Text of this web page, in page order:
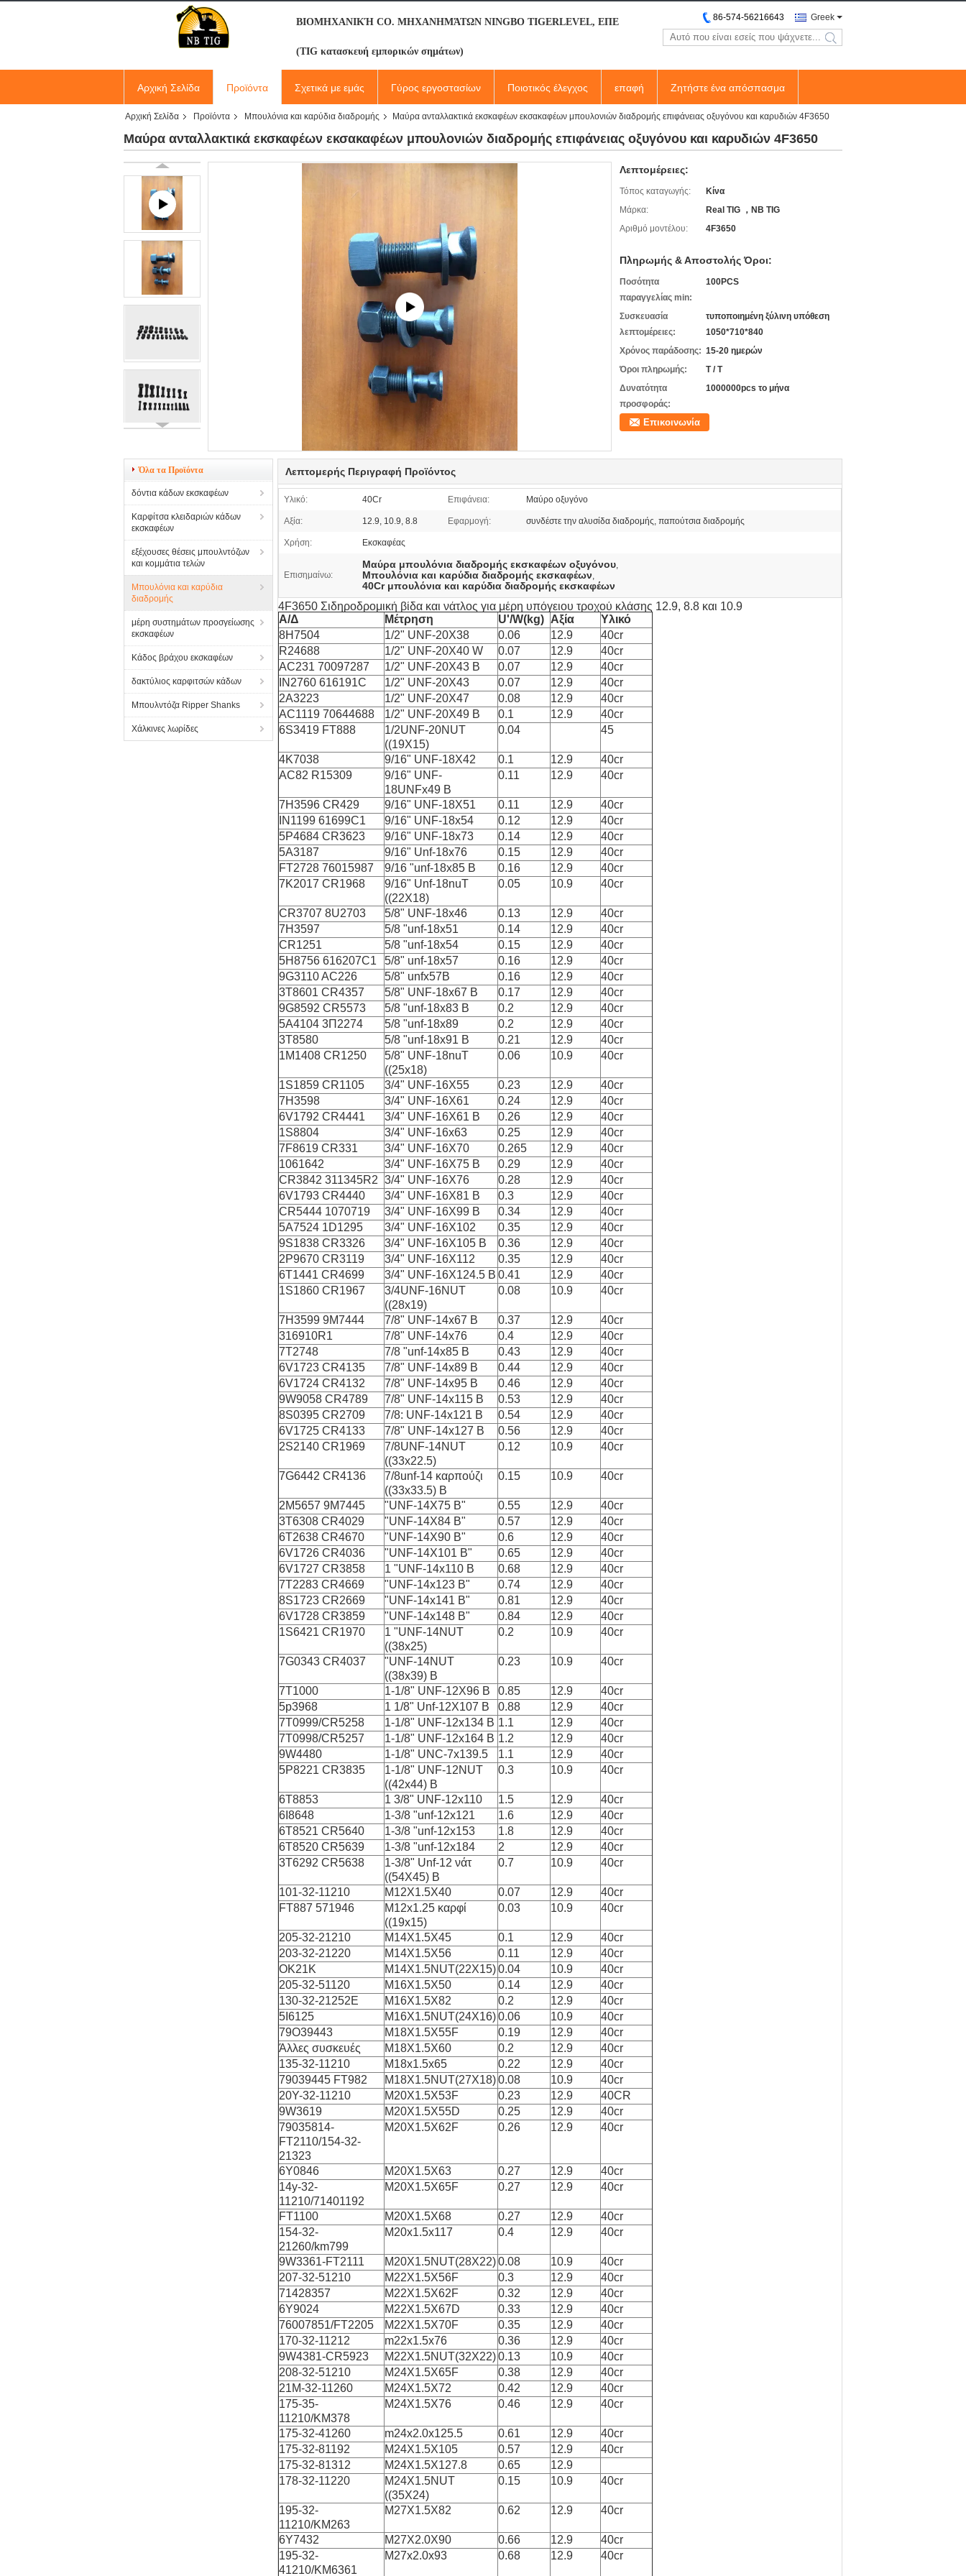
ΒΙΟΜΗΧΑΝΙΚΉ CO. ΜΗΧΑΝΗΜΆΤΩΝ NINGBO TIGERLEVEL, ΕΠΕ
(TIG κατασκευή εμπορικών σημάτων)
Greek
86-574-56216643
search
Αρχική Σελίδα Προϊόντα Σχετικά με εμάς Γύρος εργοστασίων Ποιοτικός έλεγχος επαφή Ζητήστε ένα απόσπασμα
Αρχική Σελίδα Προϊόντα Μπουλόνια και καρύδια διαδρομής Μαύρα ανταλλακτικά εκσκαφέων εκσακαφέων μπουλονιών διαδρομής επιφάνειας οξυγόνου και καρυδιών 4F3650
Μαύρα ανταλλακτικά εκσκαφέων εκσακαφέων μπουλονιών διαδρομής επιφάνειας οξυγόνου και καρυδιών 4F3650
Λεπτομέρειες:
Τόπος καταγωγής:
Κίνα
Μάρκα:
Real TIG ，NB TIG
Αριθμό μοντέλου:
4F3650
Πληρωμής & Αποστολής Όροι:
Ποσότητα
παραγγελίας min:
100PCS
Συσκευασία
λεπτομέρειες:
τυποποιημένη ξύλινη υπόθεση
1050*710*840
Χρόνος παράδοσης: 15-20 ημερών
Όροι πληρωμής:
T / T
Δυνατότητα
προσφοράς:
1000000pcs το μήνα
Επικοινωνία
Όλα τα Προϊόντα
δόντια κάδων εκσκαφέων
Καρφίτσα κλειδαριών κάδων
εκσκαφέων
εξέχουσες θέσεις μπουλντόζων
και κομμάτια τελών
Μπουλόνια και καρύδια
διαδρομής
μέρη συστημάτων προσγείωσης
εκσκαφέων
Κάδος βράχου εκσκαφέων
δακτύλιος καρφιτσών κάδων
Μπουλντόζα Ripper Shanks
Χάλκινες λωρίδες
Λεπτομερής Περιγραφή Προϊόντος
Υλικό: 40Cr Επιφάνεια: Μαύρο οξυγόνο
Αξία: 12.9, 10.9, 8.8 Εφαρμογή: συνδέστε την αλυσίδα διαδρομής, παπούτσια διαδρομής
Χρήση: Εκσκαφέας
Επισημαίνω:
Μαύρα μπουλόνια διαδρομής εκσκαφέων οξυγόνου,
Μπουλόνια και καρύδια διαδρομής εκσκαφέων,
40Cr μπουλόνια και καρύδια διαδρομής εκσκαφέων
4F3650 Σιδηροδρομική βίδα και νάτλος για μέρη υπόγειου τροχού κλάσης 12.9, 8.8 και 10.9
Α/Δ
Μέτρηση U'/W(kg) Αξία
Υλικό
8H7504
1/2" UNF-20X38 0.06 12.9
40cr
R24688
1/2" UNF-20X40 W 0.07 12.9
40cr
AC231 70097287
1/2" UNF-20X43 Β 0.07 12.9
40cr
IN2760 616191C
1/2" UNF-20X43 0.07 12.9
40cr
2Α3223
1/2" UNF-20X47 0.08 12.9
40cr
AC1119 70644688
1/2" UNF-20X49 Β 0.1 12.9
40cr
6S3419 FT888
1/2UNF-20NUT
((19X15)
0.04 45
4Κ7038 9/16" UNF-18X42 0.1 12.9
40cr
AC82 R15309
9/16" UNF-
18UNFx49 Β
0.11 12.9 40cr
7H3596 CR429 9/16" UNF-18X51 0.11 12.9
40cr
IN1199 61699C1
9/16" UNF-18x54 0.12 12.9
40cr
5P4684 CR3623
9/16" UNF-18x73 0.14 12.9
40cr
5Α3187
9/16" Unf-18x76 0.15 12.9
40cr
FT2728 76015987
9/16 "unf-18x85 Β 0.16 12.9
40cr
7Κ2017 CR1968
9/16" Unf-18nuT
((22X18)
0.05 10.9 40cr
CR3707 8U2703 5/8" UNF-18x46 0.13 12.9
40cr
7H3597
5/8 "unf-18x51 0.14 12.9
40cr
CR1251
5/8 "unf-18x54 0.15 12.9
40cr
5H8756 616207C1
5/8" unf-18x57 0.16 12.9
40cr
9G3110 AC226
5/8" unfx57B 0.16 12.9
40cr
3Τ8601 CR4357
5/8" UNF-18x67 Β 0.17 12.9
40cr
9G8592 CR5573
5/8 "unf-18x83 Β 0.2 12.9
40cr
5Α4104 3Π2274
5/8 "unf-18x89 0.2 12.9
40cr
3Τ8580
5/8 "unf-18x91 Β 0.21 12.9
40cr
1M1408 CR1250
5/8" UNF-18nuT
((25x18)
0.06 10.9 40cr
1S1859 CR1105 3/4" UNF-16X55 0.23 12.9
40cr
7H3598
3/4" UNF-16X61 0.24 12.9
40cr
6V1792 CR4441
3/4" UNF-16X61 Β 0.26 12.9
40cr
1S8804
3/4" UNF-16x63 0.25 12.9
40cr
7F8619 CR331
3/4" UNF-16X70 0.265 12.9
40cr
1061642
3/4" UNF-16X75 Β 0.29 12.9
40cr
CR3842 311345R2 3/4" UNF-16X76 0.28 12.9
40cr
6V1793 CR4440
3/4" UNF-16X81 Β 0.3 12.9
40cr
CR5444 1070719
3/4" UNF-16X99 Β 0.34 12.9
40cr
5Α7524 1D1295
3/4" UNF-16X102 0.35 12.9
40cr
9S1838 CR3326
3/4" UNF-16X105 Β 0.36 12.9
40cr
2P9670 CR3119
3/4" UNF-16X112 0.35 12.9
40cr
6Τ1441 CR4699
3/4" UNF-16X124.5 Β 0.41 12.9
40cr
1S1860 CR1967
3/4UNF-16NUT
((28x19)
0.08 10.9 40cr
7H3599 9M7444 7/8" UNF-14x67 Β 0.37 12.9
40cr
316910R1
7/8" UNF-14x76 0.4 12.9
40cr
7Τ2748
7/8 "unf-14x85 Β 0.43 12.9
40cr
6V1723 CR4135
7/8" UNF-14x89 Β 0.44 12.9
40cr
6V1724 CR4132
7/8" UNF-14x95 Β 0.46 12.9
40cr
9W9058 CR4789
7/8" UNF-14x115 Β 0.53 12.9
40cr
8S0395 CR2709
7/8: UNF-14x121 Β 0.54 12.9
40cr
6V1725 CR4133
7/8" UNF-14x127 Β 0.56 12.9
40cr
2S2140 CR1969
7/8UNF-14NUT
((33x22.5)
0.12 10.9 40cr
7G6442 CR4136
7/8unf-14 καρπούζι
((33x33.5) Β
0.15 10.9 40cr
2M5657 9M7445 "UNF-14X75 Β" 0.55 12.9
40cr
3Τ6308 CR4029
"UNF-14X84 Β" 0.57 12.9
40cr
6Τ2638 CR4670
"UNF-14X90 Β" 0.6 12.9
40cr
6V1726 CR4036
"UNF-14X101 Β" 0.65 12.9
40cr
6V1727 CR3858
1 "UNF-14x110 Β 0.68 12.9
40cr
7Τ2283 CR4669
"UNF-14x123 Β" 0.74 12.9
40cr
8S1723 CR2669
"UNF-14x141 Β" 0.81 12.9
40cr
6V1728 CR3859
"UNF-14x148 Β" 0.84 12.9
40cr
1S6421 CR1970
1 "UNF-14NUT
((38x25)
0.2 10.9 40cr
7G0343 CR4037
"UNF-14NUT
((38x39) Β
0.23 10.9 40cr
7Τ1000 1-1/8" UNF-12X96 Β 0.85 12.9
40cr
5p3968
1 1/8" Unf-12X107 Β 0.88 12.9
40cr
7T0999/CR5258
1-1/8" UNF-12x134 Β 1.1 12.9
40cr
7T0998/CR5257
1-1/8" UNF-12x164 Β 1.2 12.9
40cr
9W4480
1-1/8" UNC-7x139.5 1.1 12.9
40cr
5P8221 CR3835
1-1/8" UNF-12NUT
((42x44) Β
0.3 10.9 40cr
6Τ8853 1 3/8" UNF-12x110 1.5 12.9
40cr
6I8648
1-3/8 "unf-12x121 1.6 12.9
40cr
6Τ8521 CR5640
1-3/8 "unf-12x153 1.8 12.9
40cr
6Τ8520 CR5639
1-3/8 "unf-12x184 2 12.9
40cr
3Τ6292 CR5638
1-3/8" Unf-12 νάτ
((54X45) Β
0.7 10.9 40cr
101-32-11210 M12X1.5X40 0.07 12.9
40cr
FT887 571946
M12x1.25 καρφί
((19x15)
0.03 10.9 40cr
205-32-21210 M14X1.5X45 0.1 12.9
40cr
203-32-21220
M14X1.5X56 0.11 12.9
40cr
OK21K
M14X1.5NUT(22X15)0.04 10.9
40cr
205-32-51120
M16X1.5X50 0.14 12.9
40cr
130-32-21252Ε
M16X1.5X82 0.2 12.9
40cr
5I6125
M16X1.5NUT(24X16)0.06 10.9
40cr
79O39443
M18X1.5X55F 0.19 12.9
40cr
Άλλες συσκευές
M18X1.5X60 0.2 12.9
40cr
135-32-11210
M18x1.5x65 0.22 12.9
40cr
79039445 FT982
M18X1.5NUT(27X18)0.08 10.9
40cr
20Y-32-11210
M20X1.5X53F 0.23 12.9
40CR
9W3619
M20X1.5X55D 0.25 12.9
40cr
79035814-
FT2110/154-32-
21323
M20X1.5X62F 0.26 12.9 40cr
6Y0846 M20X1.5X63 0.27 12.9
40cr
14y-32-
11210/71401192
M20X1.5X65F 0.27 12.9 40cr
FT1100 M20X1.5X68 0.27 12.9
40cr
154-32-
21260/km799
M20x1.5x117 0.4 12.9 40cr
9W3361-FT2111 M20X1.5NUT(28X22)0.08 10.9
40cr
207-32-51210
M22X1.5X56F 0.3 12.9
40cr
71428357
M22X1.5X62F 0.32 12.9
40cr
6Y9024
M22X1.5X67D 0.33 12.9
40cr
76007851/FT2205
M22X1.5X70F 0.35 12.9
40cr
170-32-11212
m22x1.5x76 0.36 12.9
40cr
9W4381-CR5923
M22X1.5NUT(32X22)0.13 10.9
40cr
208-32-51210
M24X1.5X65F 0.38 12.9
40cr
21M-32-11260
M24X1.5X72 0.42 12.9
40cr
175-35-
11210/KM378
M24X1.5X76 0.46 12.9 40cr
175-32-41260 m24x2.0x125.5 0.61 12.9
40cr
175-32-81192
M24X1.5X105 0.57 12.9
40cr
175-32-81312
M24X1.5X127.8 0.65
12.9
178-32-11220
M24X1.5NUT
((35X24)
0.15 10.9 40cr
195-32-
11210/KM263
M27X1.5X82 0.62 12.9 40cr
6Y7432 M27X2.0X90 0.66 12.9
40cr
195-32-
41210/KM6361
M27x2.0x93 0.68 12.9 40cr